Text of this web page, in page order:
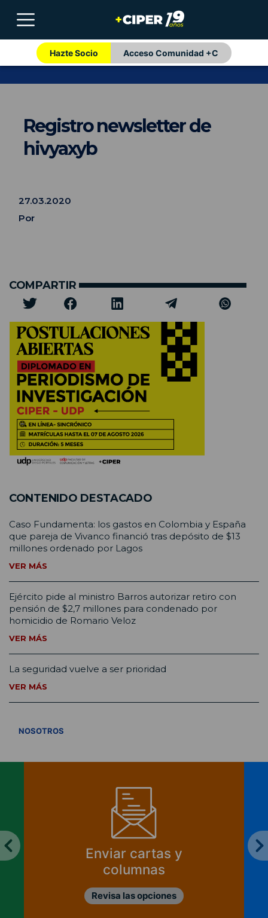
Hazte Socio Acceso Comunidad +C
Registro newsletter de
hivyaxyb
27.03.2020
Por
COMPARTIR
CONTENIDO DESTACADO
Caso Fundamenta: los gastos en Colombia y España
que pareja de Vivanco financió tras depósito de $13
millones ordenado por Lagos
VER MÁS
Ejército pide al ministro Barros autorizar retiro con
pensión de $2,7 millones para condenado por
homicidio de Romario Veloz
VER MÁS
La seguridad vuelve a ser prioridad
VER MÁS
NOSOTROS
Enviar cartas y
columnas
Revisa las opciones